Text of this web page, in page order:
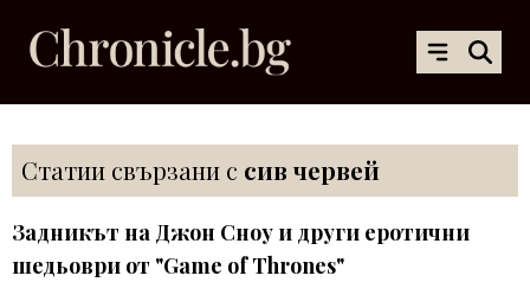
Статии свързани с сив червей
Задникът на Джон Сноу и други еротични
шедьоври от "Game of Thrones"